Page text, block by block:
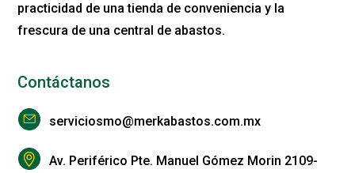
practicidad de una tienda de conveniencia y la
frescura de una central de abastos.
Contáctanos
serviciosmo@merkabastos.com.mx
Av. Periférico Pte. Manuel Gómez Morin 2109-